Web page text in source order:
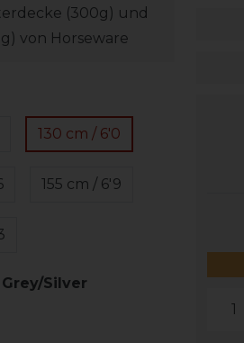
(300g) und
von Horseware
130 cm / 6'0
155 cm / 6'9
Silver